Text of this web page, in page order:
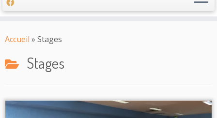
auAccueil » Stages
Stages